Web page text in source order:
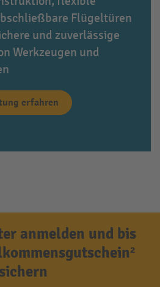
Flügeltüren
und zuverlässige
Werkzeugen und
erfahren
anmelden und bis